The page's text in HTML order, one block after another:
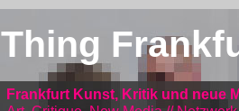
Thing
Frankfurt Kunst, Kritik und neue